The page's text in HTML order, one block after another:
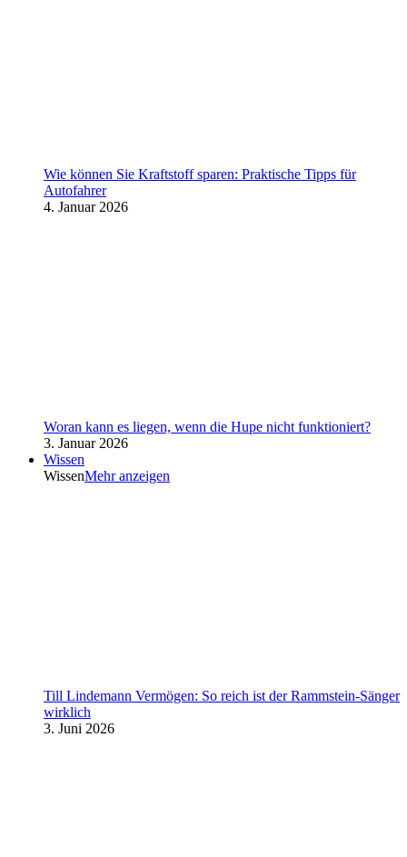
Wie können Sie Kraftstoff sparen: Praktische Tipps für
Autofahrer
4. Januar 2026
Woran kann es liegen, wenn die Hupe nicht funktioniert?
3. Januar 2026
Wissen
WissenMehr anzeigen
Till Lindemann Vermögen: So reich ist der Rammstein-Sänger
wirklich
3. Juni 2026